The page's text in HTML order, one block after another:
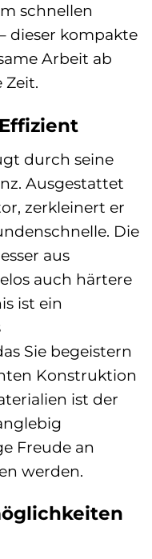
schnellen
dieser kompakte
Arbeit ab
Zeit.
durch seine
Ausgestattet
zerkleinert er
Die
aus
auch härtere
ist ein
Sie begeistern
Konstruktion
ist der
Freude an
werden.